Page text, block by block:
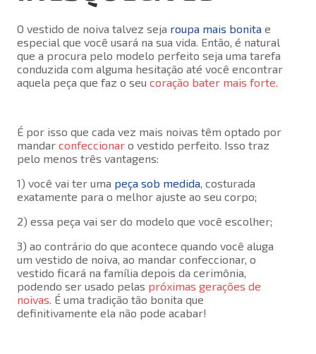
O vestido de noiva talvez seja roupa mais bonita e
especial que você usará na sua vida. Então, é natural
que a procura pelo modelo perfeito seja uma tarefa
conduzida com alguma hesitação até você encontrar
aquela peça que faz o seu coração bater mais forte.
É por isso que cada vez mais noivas têm optado por
mandar confeccionar o vestido perfeito. Isso traz
pelo menos três vantagens:
1) você vai ter uma peça sob medida, costurada
exatamente para o melhor ajuste ao seu corpo;
2) essa peça vai ser do modelo que você escolher;
3) ao contrário do que acontece quando você aluga
um vestido de noiva, ao mandar confeccionar, o
vestido ficará na família depois da cerimônia,
podendo ser usado pelas próximas gerações de
noivas. É uma tradição tão bonita que
definitivamente ela não pode acabar!